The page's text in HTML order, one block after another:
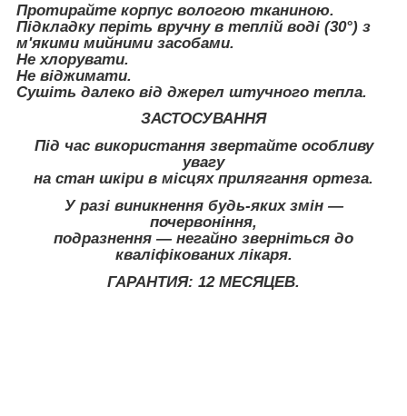
Протирайте корпус вологою тканиною.
Підкладку періть вручну в теплій воді (30°) з
м'якими мийними засобами.
Не хлорувати.
Не віджимати.
Сушіть далеко від джерел штучного тепла.
ЗАСТОСУВАННЯ
Під час використання звертайте особливу
увагу
на стан шкіри в місцях прилягання ортеза.
У разі виникнення будь-яких змін —
почервоніння,
подразнення — негайно зверніться до
кваліфікованих лікаря.
ГАРАНТИЯ: 12 МЕСЯЦЕВ.